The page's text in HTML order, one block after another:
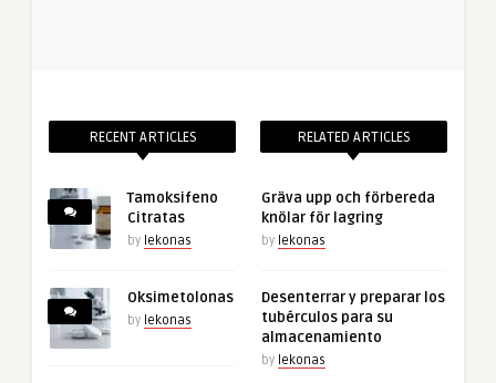
RECENT ARTICLES
Tamoksifeno
Citratas
by lekonas
Oksimetolonas
by lekonas
RELATED ARTICLES
Gräva upp och förbereda
knölar för lagring
by lekonas
Desenterrar y preparar los
tubérculos para su
almacenamiento
by lekonas